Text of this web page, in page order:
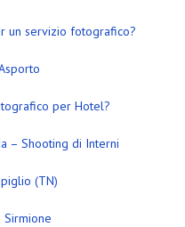
un servizio fotografico?
per Hotel?
– Shooting di Interni
(TN)